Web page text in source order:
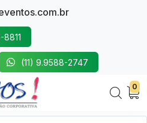
(11) 9.9588-2747
0